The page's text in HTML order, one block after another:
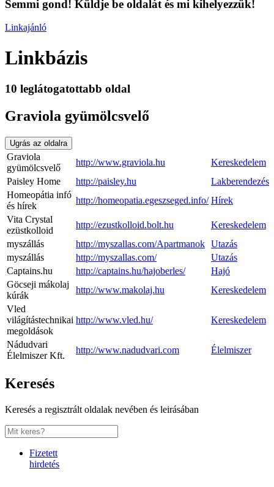
Semmi gond! Küldje be oldalát és mi kihelyezzük!
Linkajánló
Linkbázis
10 leglátogatottabb oldal
Graviola gyümölcsvelő
Ugrás az oldalra
Graviola
gyümölcsvelő
http://www.graviola.hu
Kereskedelem
Paisley Home
http://paisley.hu
Lakberendezés
Homeopátia infó
és hírek
http://homeopatia.egeszseged.info/ Hírek
Vita Crystal
ezüstkolloid
http://ezustkolloid.bolt.hu
Kereskedelem
myszállás
http://myszallas.com/Apartmanok Utazás
myszállás
http://myszallas.com/
Utazás
Captains.hu
http://captains.hu/hajoberles/
Hajó
Göcseji mákolaj
kúrák
http://www.makolaj.hu
Kereskedelem
Vled
világítástechnikai
megoldások
http://www.vled.hu/ Kereskedelem
Nádudvari
Élelmiszer Kft.
http://www.nadudvari.com Élelmiszer
Keresés
Keresés a regisztrált oldalak nevében és leirásában
Fizetett
hirdetés